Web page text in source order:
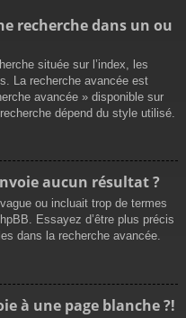
recherche dans un ou
située sur l’index, les
La recherche avancée est
avancée » disponible sur
dépend du style utilisé.
aucun résultat ?
ou incluait trop de termes
Essayez d’être plus précis
dans la recherche avancée.
à une page blanche ?!